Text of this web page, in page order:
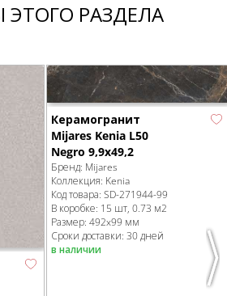
ЭТОГО РАЗДЕЛА
Керамогранит
Mijares Kenia L50
Negro 9,9х49,2
Бренд: Mijares
Коллекция: Kenia
Код товара: SD-271944-99
В коробке: 15 шт, 0.73 м2
Размер: 492x99 мм
Сроки доставки: 30 дней
в наличии